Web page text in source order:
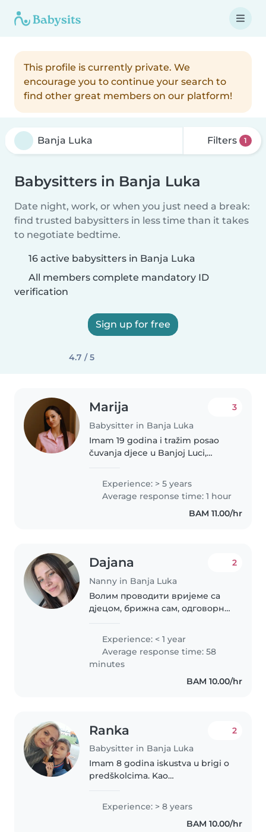
This profile is currently private. We
encourage you to continue your search to
find other great members on our platform!
Filters 1
Babysitters in Banja Luka
Date night, work, or when you just need a break:
find trusted babysitters in less time than it takes
to negotiate bedtime.
16 active babysitters in Banja Luka
All members complete mandatory ID
verification
Sign up for free
4.7 / 5
Marija
Babysitter in Banja Luka
3
Imam 19 godina i tražim posao
čuvanja djece u Banjoj Luci,
dnevno (oko 4-5 sati). Odgovorna
sam, strpljiva i brižna osoba. Moj
angažman bi obuhvatao
Experience: > 5 years
Average response time: 1 hour
BAM 11.00/hr
Dajana
Nanny in Banja Luka
2
Волим проводити вријеме са
дјецом, брижна сам, одговорна
код Вас у кући или код мене.
Флексибилна сам са радним
временом.
Experience: < 1 year
Average response time: 58
minutes
BAM 10.00/hr
Ranka
Babysitter in Banja Luka
2
Imam 8 godina iskustva u brigi o
predškolcima. Kao
organizujem i brinem se o vašim
malenima. Moje deca su odrasla,
pa sam sada u potpunosti
Experience: > 8 years
BAM 10.00/hr